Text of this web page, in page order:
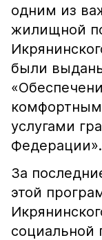
одним из
жилищной
были
услугами
Федерации».
За
этой
социальной